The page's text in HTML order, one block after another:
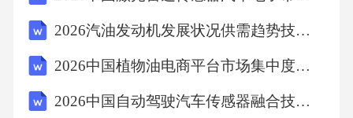
9.(202203平谷一模19)
设函数/(x)=aln(x+1)+x2(aeR).
2026汽油发动机发展状况供需趋势技术变革研究报告
2026中国植物油电商平台市场集中度供需分析与发展投资评估规划研究报告
2026中国自动驾驶汽车传感器融合技术发展路线图研究报告